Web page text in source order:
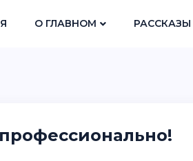
О ГЛАВНОМ РАССКАЗЫ